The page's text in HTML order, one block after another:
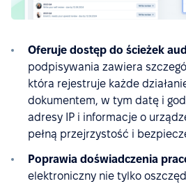
Oferuje dostęp do ścieżek
podpisywania zawiera
która rejestruje każde
dokumentem, w tym datę i
adresy IP i informacje o
pełną przejrzystość i
Poprawia doświadczenia
elektroniczny nie tylko